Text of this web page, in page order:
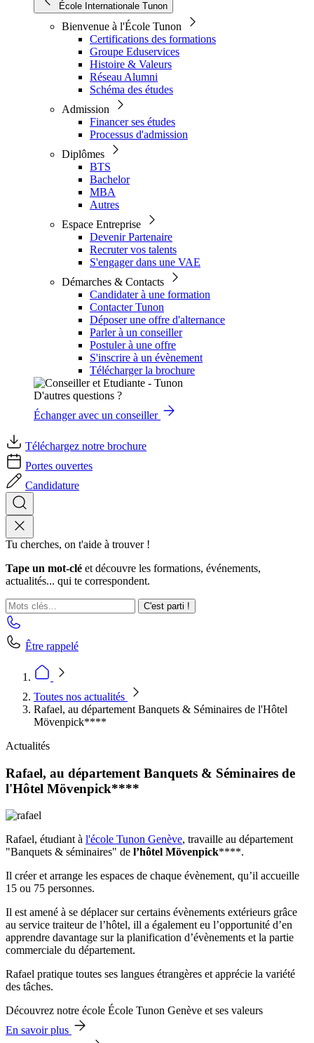
École Internationale Tunon
Bienvenue à l'École Tunon
Certifications des formations
Groupe Eduservices
Histoire & Valeurs
Réseau Alumni
Schéma des études
Admission
Financer ses études
Processus d'admission
Diplômes
BTS
Bachelor
MBA
Autres
Espace Entreprise
Devenir Partenaire
Recruter vos talents
S'engager dans une VAE
Démarches & Contacts
Candidater à une formation
Contacter Tunon
Déposer une offre d'alternance
Parler à un conseiller
Postuler à une offre
S'inscrire à un évènement
Télécharger la brochure
D'autres questions ?
Échanger avec un conseiller
Téléchargez notre brochure
Portes ouvertes
Candidature
Tu cherches, on t'aide à trouver !
Tape un mot-clé et découvre les formations, événements,
actualités... qui te correspondent.
C'est parti !
Être rappelé
Toutes nos actualités
Rafael, au département Banquets & Séminaires de l'Hôtel
Mövenpick****
Actualités
Rafael, au département Banquets & Séminaires de
l'Hôtel Mövenpick****
Rafael, étudiant à l'école Tunon Genève, travaille au département
"Banquets & séminaires" de l’hôtel Mövenpick****.
Il créer et arrange les espaces de chaque évènement, qu’il accueille
15 ou 75 personnes.
Il est amené à se déplacer sur certains évènements extérieurs grâce
au service traiteur de l’hôtel, ill a également eu l’opportunité d’en
apprendre davantage sur la planification d’évènements et la partie
commerciale du département.
Rafael pratique toutes ses langues étrangères et apprécie la variété
des tâches.
Découvrez notre école École Tunon Genève et ses valeurs
En savoir plus